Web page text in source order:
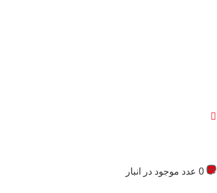
0 عدد موجود در انبار